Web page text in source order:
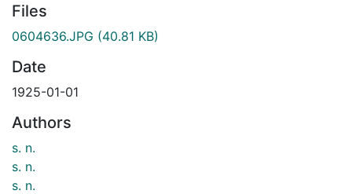
Files
0604636.JPG (40.81 KB)
Date
1925-01-01
Authors
s. n.
s. n.
s. n.